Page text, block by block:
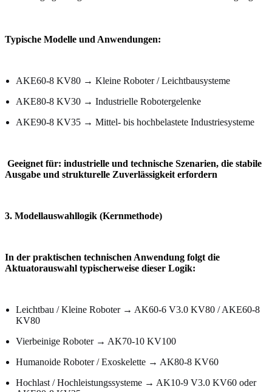
Typische Modelle und Anwendungen:
AKE60-8 KV80 → Kleine Roboter / Leichtbausysteme
AKE80-8 KV30 → Industrielle Robotergelenke
AKE90-8 KV35 → Mittel- bis hochbelastete Industriesysteme
Geeignet für: industrielle und technische Szenarien, die stabile
Ausgabe und strukturelle Zuverlässigkeit erfordern
3. Modellauswahllogik (Kernmethode)
In der praktischen technischen Anwendung folgt die
Aktuatorauswahl typischerweise dieser Logik:
Leichtbau / Kleine Roboter → AK60-6 V3.0 KV80 / AKE60-8
KV80
Vierbeinige Roboter → AK70-10 KV100
Humanoide Roboter / Exoskelette → AK80-8 KV60
Hochlast / Hochleistungssysteme → AK10-9 V3.0 KV60 oder